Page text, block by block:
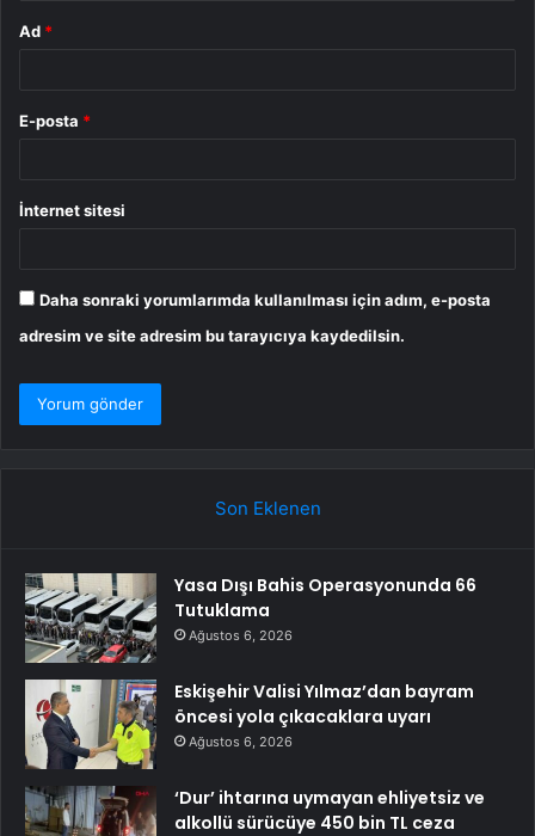
Ad *
E-posta *
İnternet sitesi
Daha sonraki yorumlarımda kullanılması için adım, e-posta
adresim ve site adresim bu tarayıcıya kaydedilsin.
Son Eklenen
Yasa Dışı Bahis Operasyonunda 66
Tutuklama
Ağustos 6, 2026
Eskişehir Valisi Yılmaz’dan bayram
öncesi yola çıkacaklara uyarı
Ağustos 6, 2026
‘Dur’ ihtarına uymayan ehliyetsiz ve
alkollü sürücüye 450 bin TL ceza